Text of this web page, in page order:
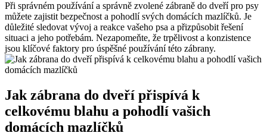
Při správném ⁢používání a⁣ správně zvolené zábraně‍ do dveří⁢ pro psy⁣
můžete zajistit bezpečnost ​a pohodlí svých‍ domácích⁣ mazlíčků. Je
důležité sledovat‍ vývoj a reakce vašeho ​psa a přizpůsobit ​řešení
situaci a‌ jeho potřebám. Nezapomeňte, že trpělivost ⁤a konzistence
jsou klíčové ‍faktory pro úspěšné používání‍ této zábrany.
Jak ​zábrana do dveří přispívá k
celkovému ⁣blahu ​a pohodlí ⁣vašich ​
domácích mazlíčků